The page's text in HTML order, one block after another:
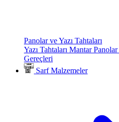
Panolar ve Yazı Tahtaları
Yazı Tahtaları Mantar Panolar
Gereçleri
Sarf Malzemeler